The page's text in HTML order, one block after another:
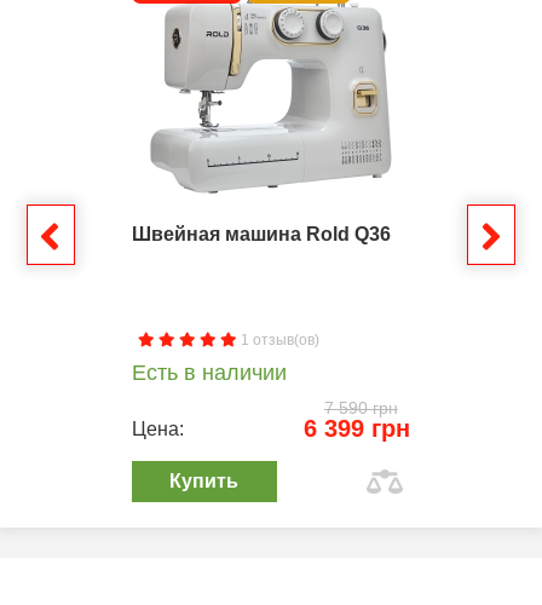
Швейная машина Rold Q36
1 отзыв(ов)
Есть в наличии
7 590 грн
Цена: 6 399 грн
Купить